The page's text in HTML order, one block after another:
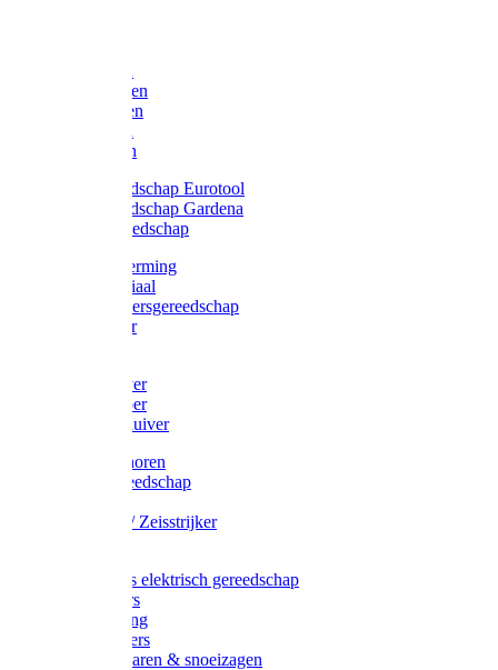
Gazonharken
Asfaltharken
Hooiharken
Handgereedschap Eurotool
Handgereedschap Gardena
Kindergereedschap
Kniebescherming
Afzetmateriaal
Stratenmakersgereedschap
Straathamer
Mestschuiver
Mestschraper
Sneeuwschuiver
Zeis toebehoren
Baggergereedschap
Wetstenen / Zeisstrijker
Accessoires elektrisch gereedschap
Grasmaaiers
Tuinreiniging
Robotmaaiers
Heggenscharen & snoeizagen